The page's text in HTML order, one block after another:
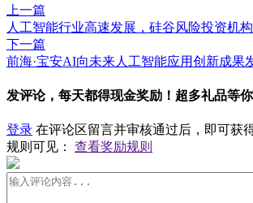
上一篇
人工智能行业高速发展，硅谷风险投资机
下一篇
前海·宝安AI向未来人工智能应用创新成果
发评论，每天都得现金奖励！超多礼品等
登录 在评论区留言并审核通过后，即可获
规则可见： 查看奖励规则